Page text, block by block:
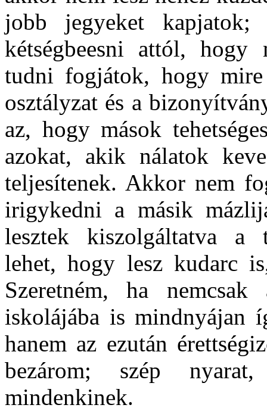
jobb jegyeket
kétségbeesni attól,
tudni fogjátok, hogy
osztályzat és a
az, hogy mások
azokat, akik nálatok
teljesítenek. Akkor nem
irigykedni a másik
lesztek kiszolgáltatva a
lehet, hogy lesz kudarc
Szeretném, ha
iskolájába is mindnyájan
hanem az ezután
bezárom; szép
mindenkinek.